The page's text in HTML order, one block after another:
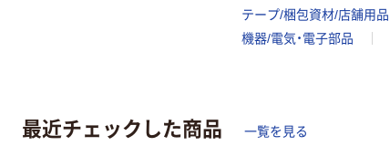
テープ/梱包資材/店舗用品
機器/電気・電子部品
最近チェックした商品 一覧を見る